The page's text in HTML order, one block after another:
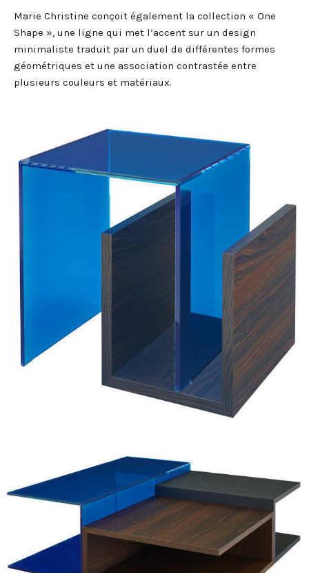
Marie Christine conçoit également la collection « One
Shape », une ligne qui met l’accent sur un design
minimaliste traduit par un duel de différentes formes
géométriques et une association contrastée entre
plusieurs couleurs et matériaux.